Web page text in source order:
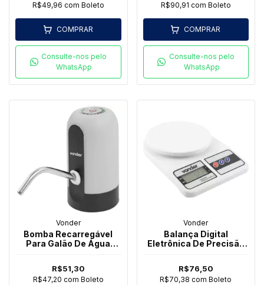
R$49,96 com Boleto
COMPRAR
Consulte-nos pelo
WhatsApp
R$90,91 com Boleto
COMPRAR
Consulte-nos pelo
WhatsApp
Vonder
Bomba Recarregável
Para Galão De Água
R$51,30
R$47,20 com Boleto
Vonder
Balança Digital
Eletrônica De Precisão
R$76,50
R$70,38com Boleto